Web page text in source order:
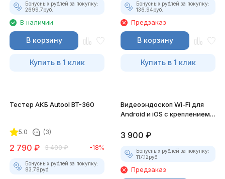
Бонусных рублей за покупку:
2699.7руб.
В наличии
В корзину
Купить в 1 клик
Бонусных рублей за покупку:
136.94руб.
Предзаказ
В корзину
Купить в 1 клик
Тестер АКБ Autool BT-360
5.0 (3)
2 790 ₽ 3 400 ₽ -18%
Бонусных рублей за покупку:
83.78руб.
Видеоэндоскоп Wi-Fi для
Android и iOS с креплением
3 900 ₽
Бонусных рублей за покупку:
117.12руб.
Предзаказ